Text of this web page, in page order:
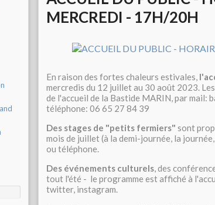
MERCREDI - 17H/20H
En raison des fortes chaleurs estivales,
mercredis du 12 juillet au 30 août 2023.
de l'accueil de la Bastide MARIN, par mail:
téléphone: 06 65 27 84 39
Des stages de "petits fermiers" sont
mois de juillet (à la demi-journée, la
ou téléphone.
Des événements culturels, des
tout l'été - le programme est affiché à
twitter, instagram.